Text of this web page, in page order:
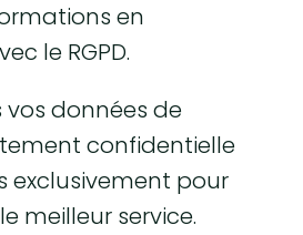
en
le RGPD.
données de
confidentielle
exclusivement pour
meilleur service.